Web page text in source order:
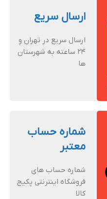
ارسال سریع
ارسال سریع در تهران و
24 ساعته به شهرستان
ها
شماره حساب
معتبر
شماره حساب های
فروشگاه اینترنتی پکیج
کالا